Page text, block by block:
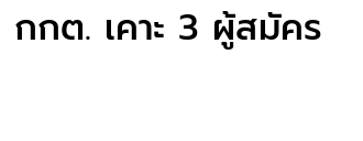
กต. เคาะ 3 ผู้สมัคร